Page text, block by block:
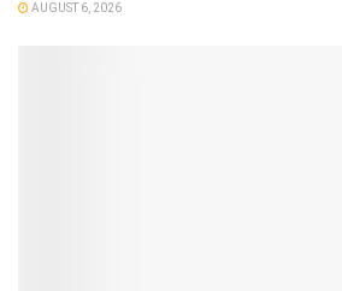
AUGUST 6, 2026